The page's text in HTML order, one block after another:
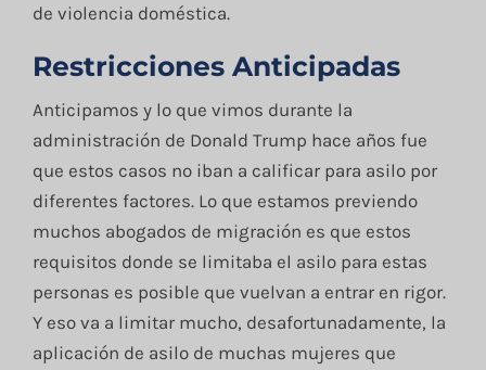
de violencia doméstica.
Restricciones Anticipadas
Anticipamos y lo que vimos durante la
administración de Donald Trump hace años fue
que estos casos no iban a calificar para asilo por
diferentes factores. Lo que estamos previendo
muchos abogados de migración es que estos
requisitos donde se limitaba el asilo para estas
personas es posible que vuelvan a entrar en rigor.
Y eso va a limitar mucho, desafortunadamente, la
aplicación de asilo de muchas mujeres que